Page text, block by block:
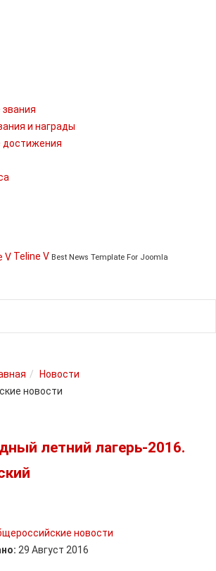
и награды
достижения
Teline V Best News Template For Joomla
Новости
новости
летний лагерь-2016.
новости
29 Август 2016